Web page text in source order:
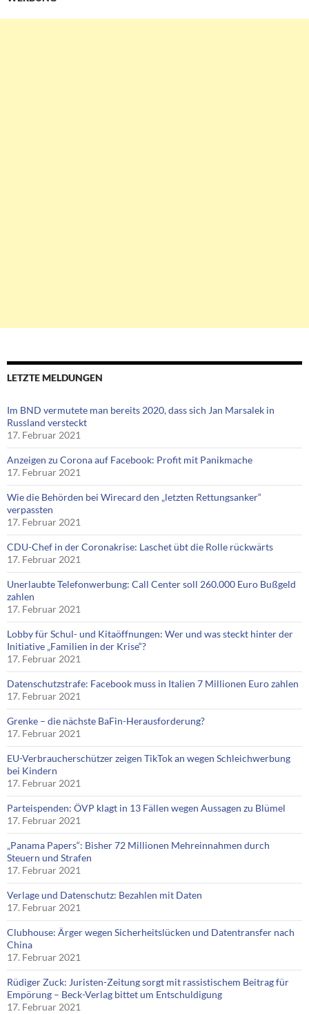
LETZTE MELDUNGEN
Im BND vermutete man bereits 2020, dass sich Jan Marsalek in
Russland versteckt
17. Februar 2021
Anzeigen zu Corona auf Facebook: Profit mit Panikmache
17. Februar 2021
Wie die Behörden bei Wirecard den „letzten Rettungsanker“
verpassten
17. Februar 2021
CDU-Chef in der Coronakrise: Laschet übt die Rolle rückwärts
17. Februar 2021
Unerlaubte Telefonwerbung: Call Center soll 260.000 Euro Bußgeld
zahlen
17. Februar 2021
Lobby für Schul- und Kitaöffnungen: Wer und was steckt hinter der
Initiative „Familien in der Krise“?
17. Februar 2021
Datenschutzstrafe: Facebook muss in Italien 7 Millionen Euro zahlen
17. Februar 2021
Grenke – die nächste BaFin-Herausforderung?
17. Februar 2021
EU-Verbraucherschützer zeigen TikTok an wegen Schleichwerbung
bei Kindern
17. Februar 2021
Parteispenden: ÖVP klagt in 13 Fällen wegen Aussagen zu Blümel
17. Februar 2021
„Panama Papers“: Bisher 72 Millionen Mehreinnahmen durch
Steuern und Strafen
17. Februar 2021
Verlage und Datenschutz: Bezahlen mit Daten
17. Februar 2021
Clubhouse: Ärger wegen Sicherheitslücken und Datentransfer nach
China
17. Februar 2021
Rüdiger Zuck: Juristen-Zeitung sorgt mit rassistischem Beitrag für
Empörung – Beck-Verlag bittet um Entschuldigung
17. Februar 2021